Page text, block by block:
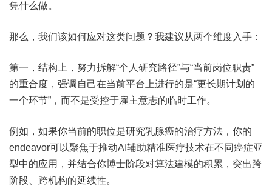
凭什么做。
那么，我们该如何应对这类问题？我建议从两个维度入手：
第一，结构上，努力拆解“个人研究路径”与“当前岗位职责”
的重合度，强调自己在当前平台上进行的是“更长期计划的
一个环节”，而不是受控于雇主意志的临时工作。
例如，如果你当前的职位是研究乳腺癌的治疗方法，你的
endeavor可以聚焦于推动AI辅助精准医疗技术在不同癌症亚
型中的应用，并结合你博士阶段对算法建模的积累，突出跨
阶段、跨机构的延续性。